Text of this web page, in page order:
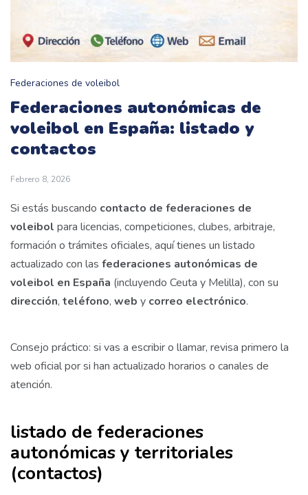
Federaciones de voleibol
Federaciones autonómicas de
voleibol en España: listado y
contactos
Febrero 8, 2026
Si estás buscando contacto de federaciones de
voleibol para licencias, competiciones, clubes, arbitraje,
formación o trámites oficiales, aquí tienes un listado
actualizado con las federaciones autonómicas de
voleibol en España (incluyendo Ceuta y Melilla), con su
dirección, teléfono, web y correo electrónico.
Consejo práctico: si vas a escribir o llamar, revisa primero la
web oficial por si han actualizado horarios o canales de
atención.
listado de federaciones
autonómicas y territoriales
(contactos)